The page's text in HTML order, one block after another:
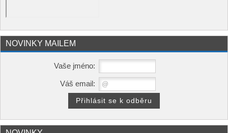
NOVINKY MAILEM
Vaše jméno:
Váš email: